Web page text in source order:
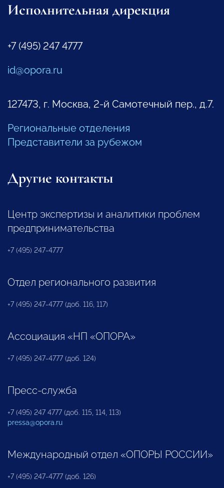
Исполнительная дирекция
+7 (495) 247 4777
id@opora.ru
127473, г. Москва, 2-й Самотечный пер., д.7.
Региональные отделения
Представители за рубежом
Другие контакты
Центр экспертизы и аналитики проблем
предпринимательства
+7 (495) 247-4777
Отдел регионального развития
+7 (495) 247-4777 (доб. 116, 117)
Ассоциация «НП «ОПОРА»
+7 (495) 247-4777 (доб. 124)
Пресс-служба
+7 (495) 247 4777 (доб. 115, 114, 113)
pressa@opora.ru
Международный отдел «ОПОРЫ РОССИИ»
+7 (495) 247-4777 (доб. 126)